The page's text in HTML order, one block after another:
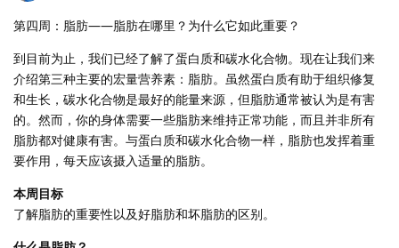
第四周：脂肪——脂肪在哪里？为什么它如此重要？
到目前为止，我们已经了解了蛋白质和碳水化合物。现在让我们来
介绍第三种主要的宏量营养素：脂肪。虽然蛋白质有助于组织修复
和生长，碳水化合物是最好的能量来源，但脂肪通常被认为是有害
的。然而，你的身体需要一些脂肪来维持正常功能，而且并非所有
脂肪都对健康有害。与蛋白质和碳水化合物一样，脂肪也发挥着重
要作用，每天应该摄入适量的脂肪。
本周目标
了解脂肪的重要性以及好脂肪和坏脂肪的区别。